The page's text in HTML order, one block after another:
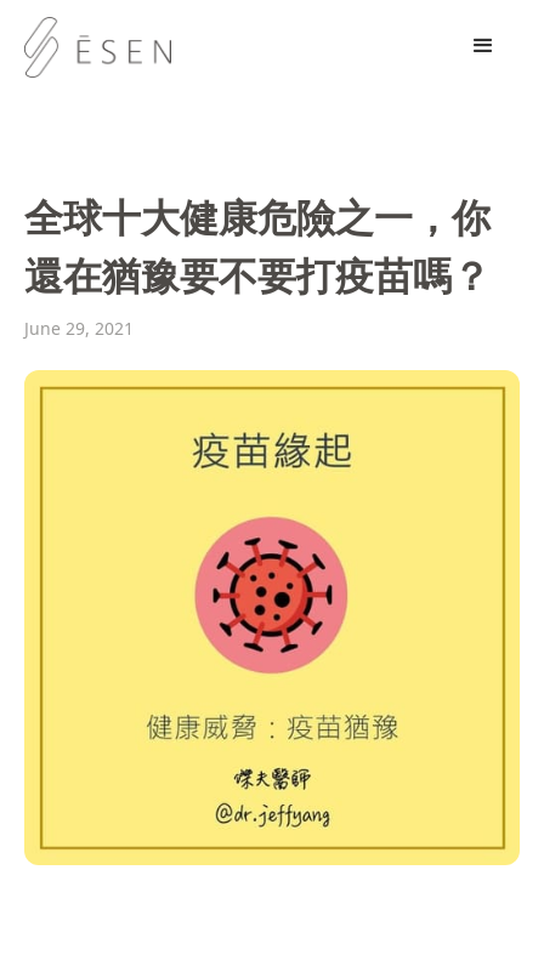
全球十大健康危險之一，你
還在猶豫要不要打疫苗嗎？
June 29, 2021